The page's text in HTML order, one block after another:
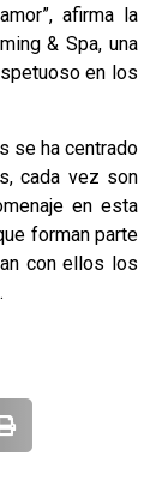
afirma la
& Spa, una
en los
se ha centrado
cada vez son
en esta
forman parte
con ellos los